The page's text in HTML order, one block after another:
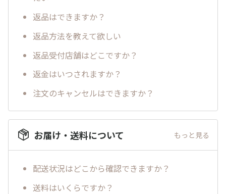
返品はできますか？
返品方法を教えて欲しい
返品受付店舗はどこですか？
返金はいつされますか？
注文のキャンセルはできますか？
お届け・送料について もっと見る
配送状況はどこから確認できますか？
送料はいくらですか？